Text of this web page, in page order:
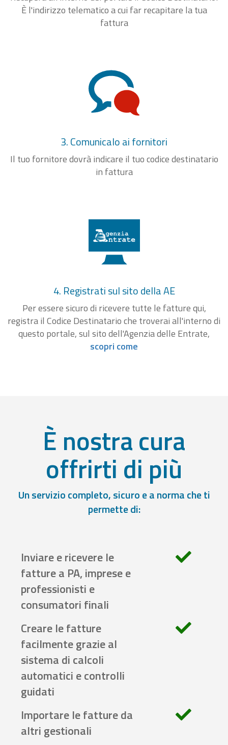
È l'indirizzo telematico a cui far recapitare la tua
fattura
3. Comunicalo ai fornitori
Il tuo fornitore dovrà indicare il tuo codice destinatario
in fattura
4. Registrati sul sito della AE
Per essere sicuro di ricevere tutte le fatture qui,
registra il Codice Destinatario che troverai all'interno di
questo portale, sul sito dell'Agenzia delle Entrate,
scopri come
È nostra cura
offrirti di più
Un servizio completo, sicuro e a norma che ti
permette di:
Inviare e ricevere le
fatture a PA, imprese e
professionisti e
consumatori finali
Creare le fatture
facilmente grazie al
sistema di calcoli
automatici e controlli
guidati
Importare le fatture da
altri gestionali